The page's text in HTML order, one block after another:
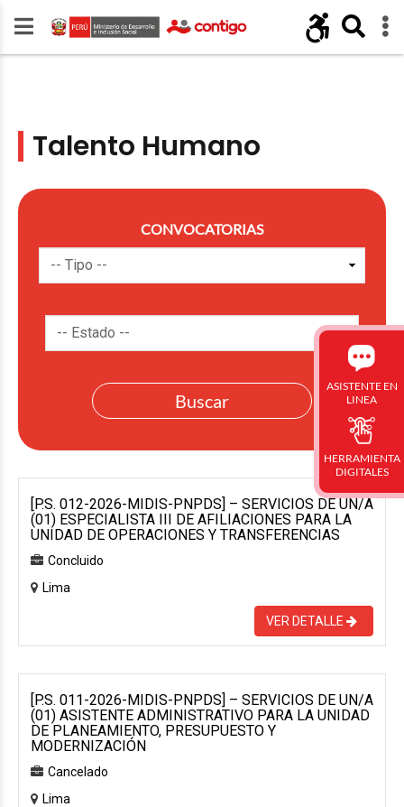
Talento Humano
CONVOCATORIAS
[P.S. 012-2026-MIDIS-PNPDS] – SERVICIOS DE UN/A
(01) ESPECIALISTA III DE AFILIACIONES PARA LA
UNIDAD DE OPERACIONES Y TRANSFERENCIAS
Concluido
Lima
VER DETALLE
[P.S. 011-2026-MIDIS-PNPDS] – SERVICIOS DE UN/A
(01) ASISTENTE ADMINISTRATIVO PARA LA UNIDAD
DE PLANEAMIENTO, PRESUPUESTO Y
MODERNIZACIÓN
Cancelado
Lima
ASISTENTE EN
LINEA
HERRAMIENTA
DIGITALES